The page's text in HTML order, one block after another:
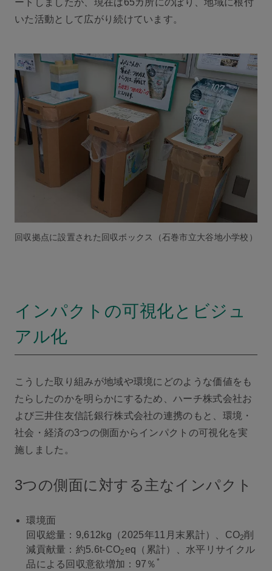
ートしましたが、現在は65カ所にのぼり、地域に根付
いた活動として広がり続けています。
回収拠点に設置された回収ボックス（石巻市立大谷地小学校）
インパクトの可視化とビジュ
アル化
こうした取り組みが地域や環境にどのような価値をも
たらしたのかを明らかにするため、ハーチ株式会社お
よび三井住友信託銀行株式会社の連携のもと、環境・
社会・経済の3つの側面からインパクトの可視化を実
施しました。
3つの側面に対する主なインパクト
環境面
回収総量：9,612kg（2025年11月末累計）、CO2削
減貢献量：約5.6t-CO2eq（累計）、水平リサイクル
品による回収意欲増加：97％ *